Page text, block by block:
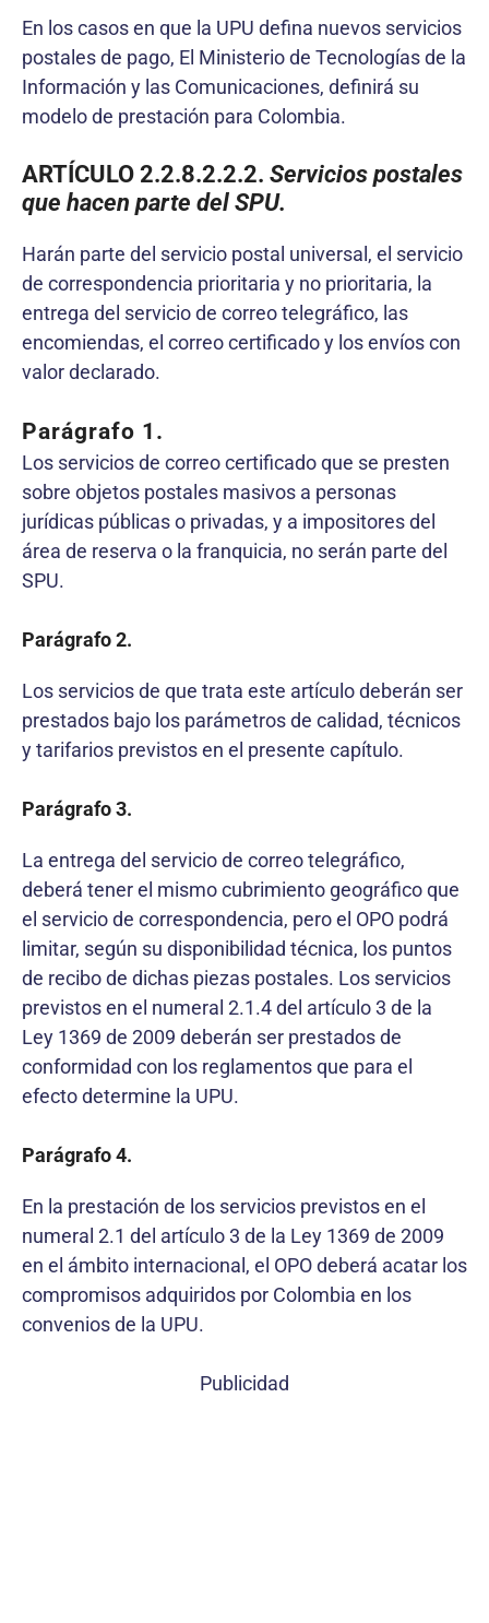
En los casos en que la UPU defina nuevos servicios
postales de pago, El Ministerio de Tecnologías de la
Información y las Comunicaciones, definirá su
modelo de prestación para Colombia.
ARTÍCULO 2.2.8.2.2.2. Servicios postales
que hacen parte del SPU.
Harán parte del servicio postal universal, el servicio
de correspondencia prioritaria y no prioritaria, la
entrega del servicio de correo telegráfico, las
encomiendas, el correo certificado y los envíos con
valor declarado.
Parágrafo 1.
Los servicios de correo certificado que se presten
sobre objetos postales masivos a personas
jurídicas públicas o privadas, y a impositores del
área de reserva o la franquicia, no serán parte del
SPU.
Parágrafo 2.
Los servicios de que trata este artículo deberán ser
prestados bajo los parámetros de calidad, técnicos
y tarifarios previstos en el presente capítulo.
Parágrafo 3.
La entrega del servicio de correo telegráfico,
deberá tener el mismo cubrimiento geográfico que
el servicio de correspondencia, pero el OPO podrá
limitar, según su disponibilidad técnica, los puntos
de recibo de dichas piezas postales. Los servicios
previstos en el numeral 2.1.4 del artículo 3 de la
Ley 1369 de 2009 deberán ser prestados de
conformidad con los reglamentos que para el
efecto determine la UPU.
Parágrafo 4.
En la prestación de los servicios previstos en el
numeral 2.1 del artículo 3 de la Ley 1369 de 2009
en el ámbito internacional, el OPO deberá acatar los
compromisos adquiridos por Colombia en los
convenios de la UPU.
Publicidad